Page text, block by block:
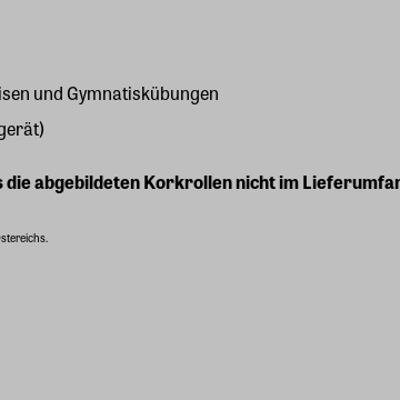
und Gymnatiskübungen
die abgebildeten Korkrollen nicht im